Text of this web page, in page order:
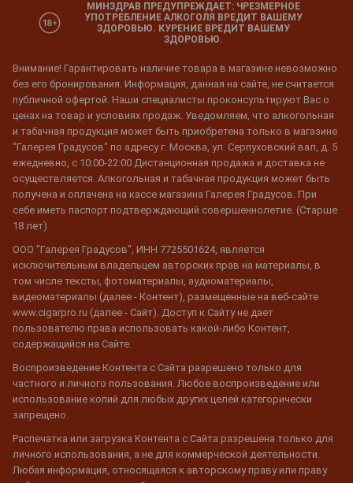
МИНЗДРАВ ПРЕДУПРЕЖДАЕТ: ЧРЕЗМЕРНОЕ
УПОТРЕБЛЕНИЕ АЛКОГОЛЯ ВРЕДИТ ВАШЕМУ
ЗДОРОВЬЮ. КУРЕНИЕ ВРЕДИТ ВАШЕМУ
ЗДОРОВЬЮ.
Внимание! Гарантировать наличие товара в магазине невозможно
без его бронирования. Информация, данная на сайте, не считается
публичной офертой. Наши специалисты проконсультируют Вас о
ценах на товар и условиях продаж. Уведомляем, что алкогольная
и табачная продукция может быть приобретена только в магазине
"Галерея Градусов" по адресу г. Москва, ул. Серпуховский вал, д. 5
ежедневно, с 10:00-22:00 Дистанционная продажа и доставка не
осуществляется. Алкогольная и табачная продукция может быть
получена и оплачена на кассе магазина Галерея Градусов. При
себе иметь паспорт подтверждающий совершеннолетие. (Старше
18 лет)
ООО "Галерея Градусов", ИНН 7725501624, является
исключительным владельцем авторских прав на материалы, в
том числе тексты, фотоматериалы, аудиоматериалы,
видеоматериалы (далее - Контент), размещенные на веб-сайте
www.cigarpro.ru (далее - Сайт). Доступ к Сайту не дает
пользователю права использовать какой-либо Контент,
содержащийся на Сайте.
Воспроизведение Контента с Сайта разрешено только для
частного и личного пользования. Любое воспроизведение или
использование копий для любых других целей категорически
запрещено.
Распечатка или загрузка Контента с Сайта разрешена только для
личного использования, а не для коммерческой деятельности.
Любая информация, относящаяся к авторскому праву или праву